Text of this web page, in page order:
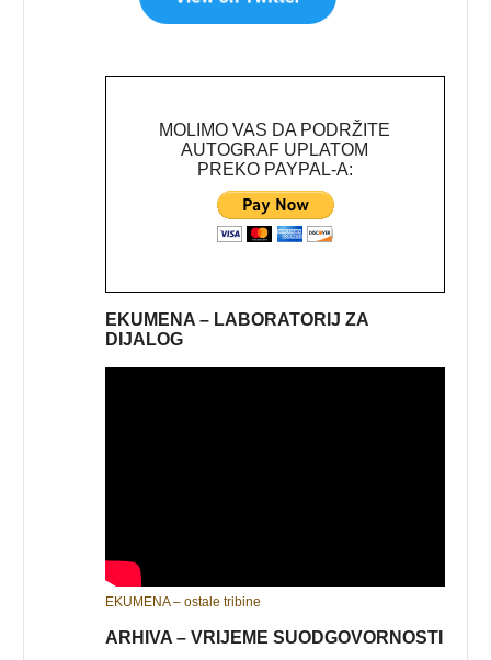
MOLIMO VAS DA PODRŽITE
AUTOGRAF UPLATOM
PREKO PAYPAL-A:
EKUMENA – LABORATORIJ ZA
DIJALOG
EKUMENA – ostale tribine
ARHIVA – VRIJEME SUODGOVORNOSTI